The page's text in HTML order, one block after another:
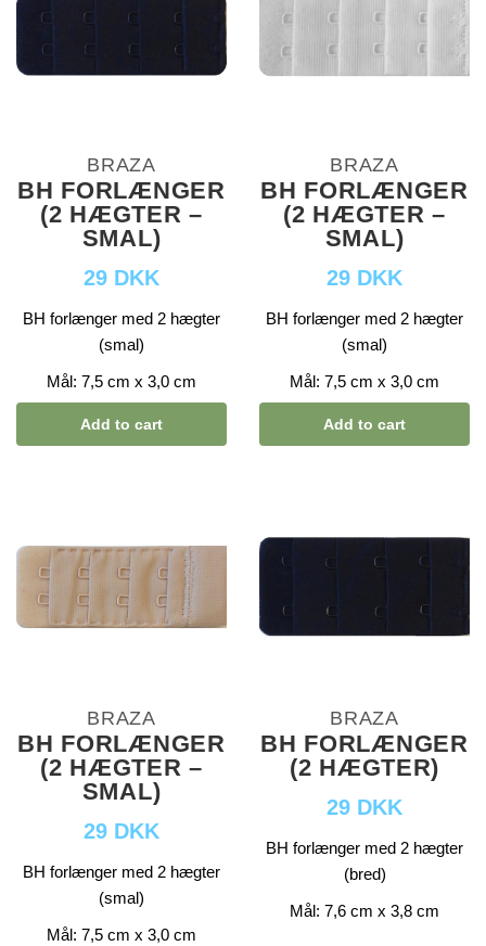
BRAZA
BH FORLÆNGER
(2 HÆGTER –
SMAL)
29 DKK
BH forlænger med 2 hægter
(smal)
Mål: 7,5 cm x 3,0 cm
Add to cart
BRAZA
BH FORLÆNGER
(2 HÆGTER –
SMAL)
29 DKK
BH forlænger med 2 hægter
(smal)
Mål: 7,5 cm x 3,0 cm
Add to cart
BRAZA
BH FORLÆNGER
(2 HÆGTER –
SMAL)
29 DKK
BH forlænger med 2 hægter
(smal)
Mål: 7,5 cm x 3,0 cm
BRAZA
BH FORLÆNGER
(2 HÆGTER)
29 DKK
BH forlænger med 2 hægter
(bred)
Mål: 7,6 cm x 3,8 cm